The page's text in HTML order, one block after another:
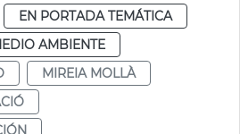
EN PORTADA TEMÁTICA
AMBIENTE
MIREIA MOLLÀ